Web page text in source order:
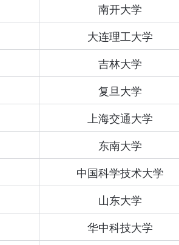
南开大学
大连理工大学
吉林大学
复旦大学
上海交通大学
东南大学
中国科学技术大学
山东大学
华中科技大学